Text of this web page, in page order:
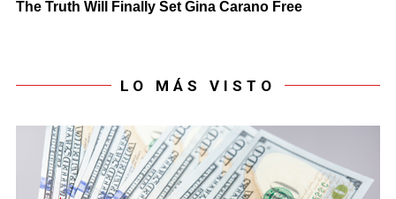
LO MÁS VISTO